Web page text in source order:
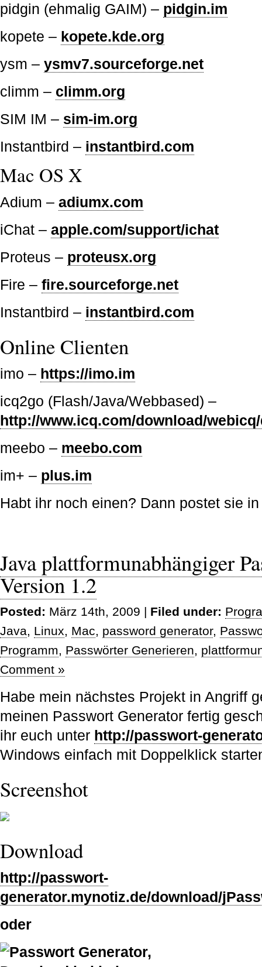
pidgin (ehmalig GAIM) – pidgin.im
kopete – kopete.kde.org
ysm – ysmv7.sourceforge.net
climm – climm.org
SIM IM – sim-im.org
Instantbird – instantbird.com
Mac OS X
Adium – adiumx.com
iChat – apple.com/support/ichat
Proteus – proteusx.org
Fire – fire.sourceforge.net
Instantbird – instantbird.com
Online Clienten
imo – https://imo.im
icq2go (Flash/Java/Webbased) –
http://www.icq.com/download/
meebo – meebo.com
im+ – plus.im
Habt ihr noch einen? Dann postet sie
Java plattformunabhängiger
Version 1.2
Posted: März 14th, 2009 | Filed under:
Java, Linux, Mac, password generator,
Programm, Passwörter Generieren,
Comment »
Habe mein nächstes Projekt in Angriff
meinen Passwort Generator fertig
ihr euch unter http://passwort-
Windows einfach mit Doppelklick
Screenshot
Download
http://passwort-
generator.mynotiz.de/download/
oder